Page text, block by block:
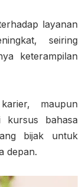
layanan
seiring
keterampilan
maupun
kursus bahasa
bijak untuk
depan.